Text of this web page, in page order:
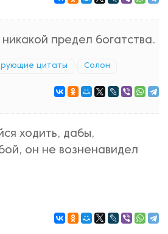
предел богатства.
цитаты Солон
ходить, дабы,
он не возненавидел